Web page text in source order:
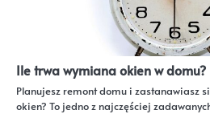
Ile trwa wymiana okien w domu?
Planujesz remont domu i zastanawiasz
okien? To jedno z najczęściej